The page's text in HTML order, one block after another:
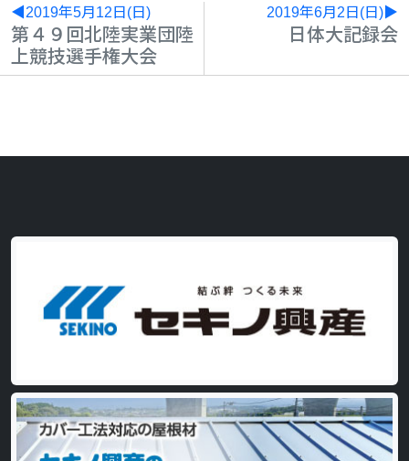
◀2019年5月12日(日)
第４９回北陸実業団陸
上競技選手権大会
2019年6月2日(日)▶
日体大記録会